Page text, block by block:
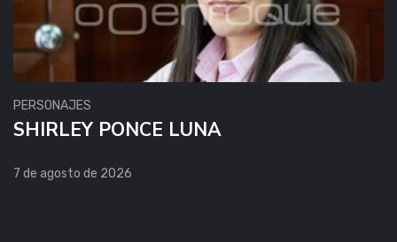
PERSONAJES
SHIRLEY PONCE LUNA
7 de agosto de 2026